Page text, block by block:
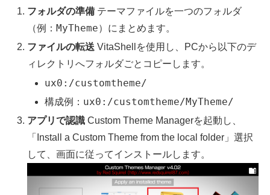
フォルダの準備 テーマファイルを一つのフォルダ
（例： MyTheme）にまとめます。
ファイルの転送 VitaShellを使用し、PCから以下のデ
ィレクトリへフォルダごとコピーします。
ux0:/customtheme/
構成例： ux0:/customtheme/MyTheme/
アプリで認識 Custom Theme Managerを起動し、
「Install a Custom Theme from the local folder」選択
して、画面に従ってインストールします。